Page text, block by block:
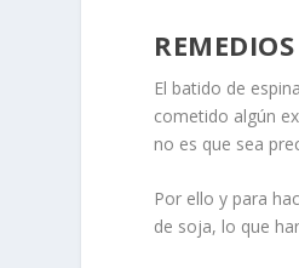
El batido de
cometido algún
no es que sea
Por ello y para
de soja, lo que